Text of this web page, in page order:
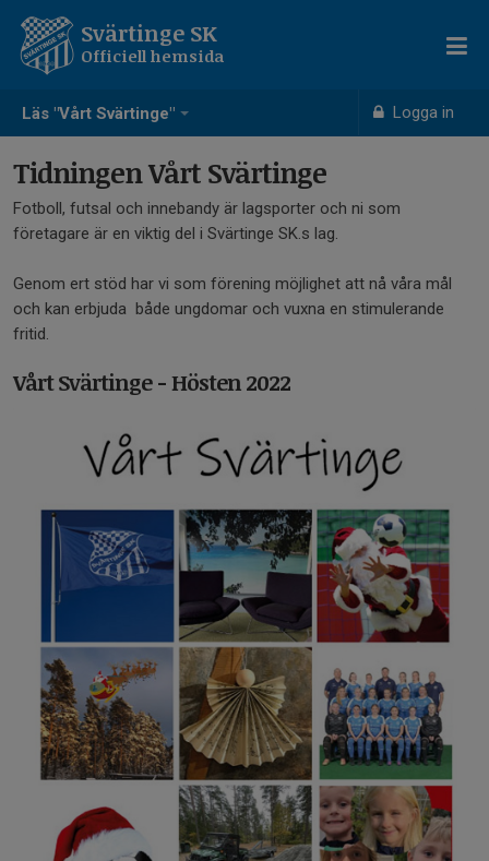
Läs "Vårt Svärtinge" Logga in
Svärtinge SK
Officiell hemsida
Tidningen Vårt Svärtinge
Fotboll, futsal och innebandy är lagsporter och ni som
företagare är en viktig del i Svärtinge SK.s lag.
Genom ert stöd har vi som förening möjlighet att nå våra mål
och kan erbjuda både ungdomar och vuxna en stimulerande
fritid.
Vårt Svärtinge - Hösten 2022